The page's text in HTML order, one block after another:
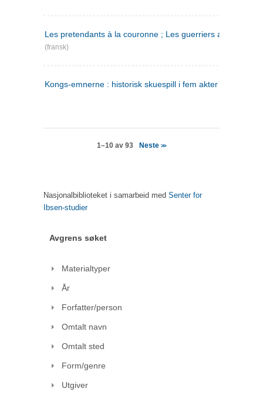
Les pretendants à la couronne ; Les guerriers a Helgeland
(fransk)
Kongs-emnerne : historisk skuespill i fem akter
1–10 av 93 Neste>>
Nasjonalbiblioteket i samarbeid med Senter for
Ibsen-studier
Avgrens søket
Materialtyper
År
Forfatter/person
Omtalt navn
Omtalt sted
Form/genre
Utgiver